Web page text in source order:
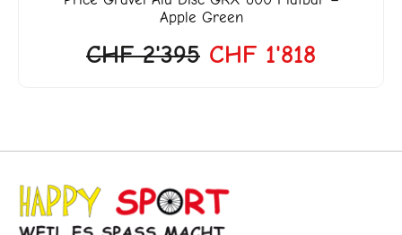
Apple Green
CHF2'395 CHF 1'818